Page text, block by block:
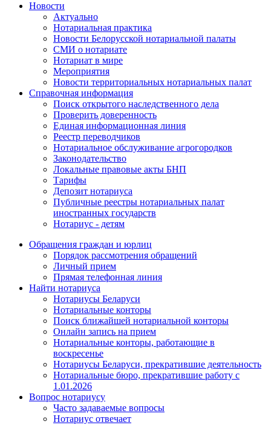
Новости
Актуально
Нотариальная практика
Новости Белорусской нотариальной палаты
СМИ о нотариате
Нотариат в мире
Мероприятия
Новости территориальных нотариальных палат
Справочная информация
Поиск открытого наследственного дела
Проверить доверенность
Единая информационная линия
Реестр переводчиков
Нотариальное обслуживание агрогородков
Законодательство
Локальные правовые акты БНП
Тарифы
Депозит нотариуса
Публичные реестры нотариальных палат
иностранных государств
Нотариус - детям
Обращения граждан и юрлиц
Порядок рассмотрения обращений
Личный прием
Прямая телефонная линия
Найти нотариуса
Нотариусы Беларуси
Нотариальные конторы
Поиск ближайшей нотариальной конторы
Онлайн запись на прием
Нотариальные конторы, работающие в
воскресенье
Нотариусы Беларуси, прекратившие деятельность
Нотариальные бюро, прекратившие работу с
1.01.2026
Вопрос нотариусу
Часто задаваемые вопросы
Нотариус отвечает